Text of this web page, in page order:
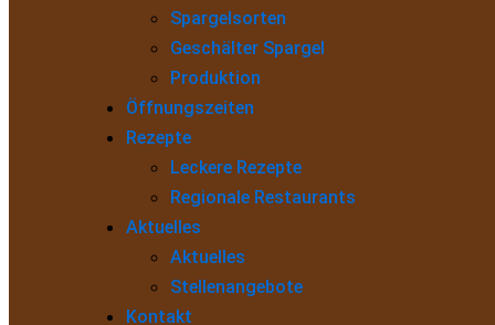
Spargelsorten
Geschälter Spargel
Produktion
Öffnungszeiten
Rezepte
Leckere Rezepte
Regionale Restaurants
Aktuelles
Aktuelles
Stellenangebote
Kontakt